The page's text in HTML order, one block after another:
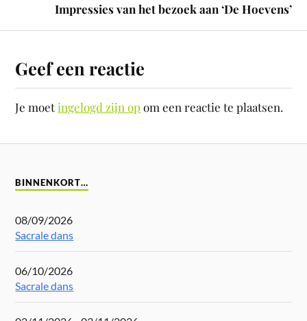
Impressies van het bezoek aan ‘De Hoevens’
Geef een reactie
Je moetingelogd zijn op om een reactie te plaatsen.
BINNENKORT…
08/09/2026
Sacrale dans
06/10/2026
Sacrale dans